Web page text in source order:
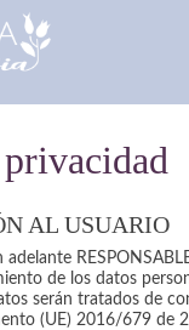
AL USUARIO
adelante
de los datos
serán tratados de
(UE) 2016/679 de